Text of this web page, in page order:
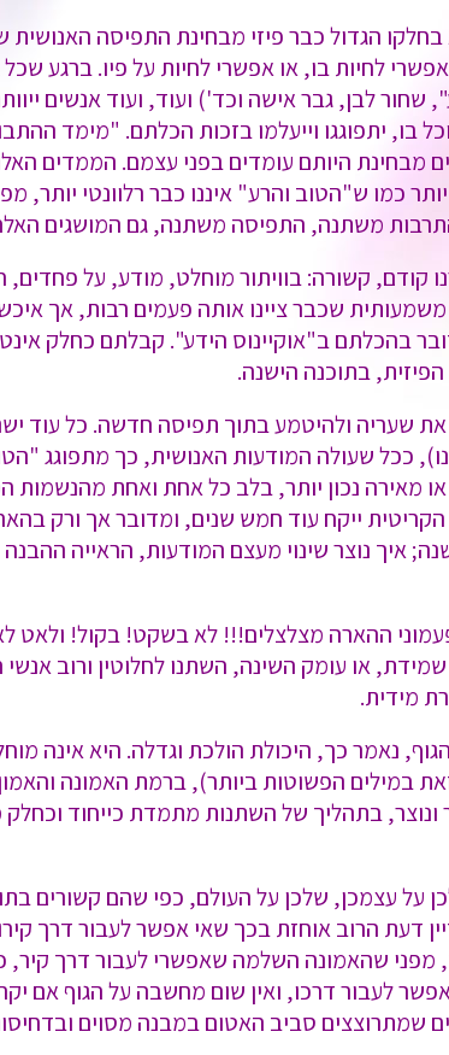
הגדול כבר פיזי מבחינת התפיסה
לחיות בו, או אפשרי לחיות על פיו. ברגע
שחור לבן, גבר אישה וכד') ועוד, ועוד אנשים
יתפוגגו וייעלמו בזכות הכלתם. "מימד
היותם עומדים בפני עצמם. הממדים האלה
כמו ש"הטוב והרע" איננו כבר רלוונטי יותר,
משתנה, התפיסה משתנה, גם המושגים
קודם, קשורה: בוויתור מוחלט, מודע, על
שכבר ציינו אותה פעמים רבות, אך
בהכלתם ב"אוקיינוס הידע". קבלתם כחלק
בתוכנה הישנה.
שעריה ולהיטמע בתוך תפיסה חדשה. כל עוד
ככל שעולה המודעות האנושית, כך מתפוגג
נכון יותר, בלב כל אחת ואחת מהנשמות
ייקח עוד חמש שנים, ומדובר אך ורק
איך נוצר שינוי מעצם המודעות, הראייה
ההארה מצלצלים!!! לא בשקט! בקול!
או עומק השינה, השתנו לחלוטין ורוב
מידית.
נאמר כך, היכולת הולכת וגדלה. היא אינה
במילים הפשוטות ביותר), ברמת האמונה
ונוצר, בתהליך של השתנות מתמדת כייחוד
עצמכן, שלכן על העולם, כפי שהם קשורים
הרוב אוחזת בכך שאי אפשר לעבור דרך
שהאמונה השלמה שאפשרי לעבור דרך קיר,
לעבור דרכו, ואין שום מחשבה על הגוף אם
שמתרוצצים סביב האטום במבנה מסוים